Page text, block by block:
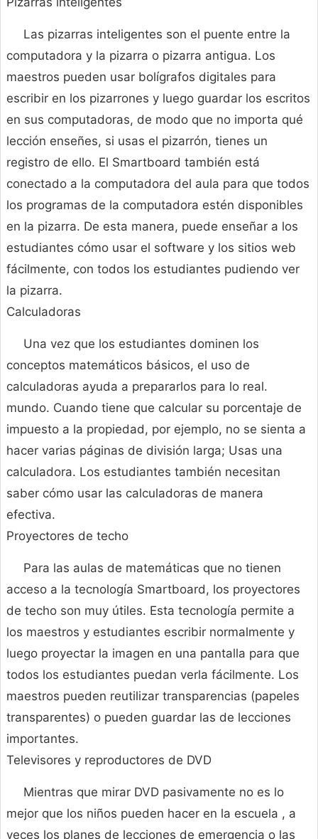
Las pizarras inteligentes son el puente entre la
computadora y la pizarra o pizarra antigua. Los
maestros pueden usar bolígrafos digitales para
escribir en los pizarrones y luego guardar los escritos
en sus computadoras, de modo que no importa qué
lección enseñes, si usas el pizarrón, tienes un
registro de ello. El Smartboard también está
conectado a la computadora del aula para que todos
los programas de la computadora estén disponibles
en la pizarra. De esta manera, puede enseñar a los
estudiantes cómo usar el software y los sitios web
fácilmente, con todos los estudiantes pudiendo ver
la pizarra.
Calculadoras
Una vez que los estudiantes dominen los
conceptos matemáticos básicos, el uso de
calculadoras ayuda a prepararlos para lo real.
mundo. Cuando tiene que calcular su porcentaje de
impuesto a la propiedad, por ejemplo, no se sienta a
hacer varias páginas de división larga; Usas una
calculadora. Los estudiantes también necesitan
saber cómo usar las calculadoras de manera
efectiva.
Proyectores de techo
Para las aulas de matemáticas que no tienen
acceso a la tecnología Smartboard, los proyectores
de techo son muy útiles. Esta tecnología permite a
los maestros y estudiantes escribir normalmente y
luego proyectar la imagen en una pantalla para que
todos los estudiantes puedan verla fácilmente. Los
maestros pueden reutilizar transparencias (papeles
transparentes) o pueden guardar las de lecciones
importantes.
Televisores y reproductores de DVD
Mientras que mirar DVD pasivamente no es lo
mejor que los niños pueden hacer en la escuela , a
veces los planes de lecciones de emergencia o las